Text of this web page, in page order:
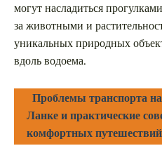
могут насладиться
за животными и
уникальных природных
вдоль водоема.
Проблемы транспорта
Ланке и практические
комфортных путешествий